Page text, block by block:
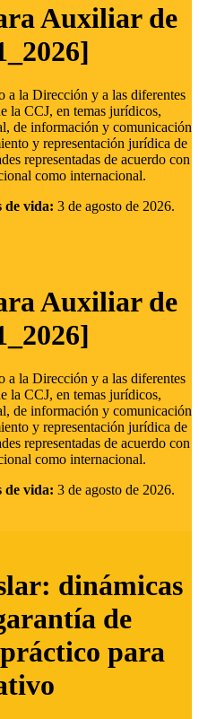
Auxiliar de
a la Dirección y a las diferentes
la CCJ, en temas jurídicos,
de información y comunicación
y representación jurídica de
representadas de acuerdo con
como internacional.
de vida: 3 de agosto de 2026.
Auxiliar de
a la Dirección y a las diferentes
la CCJ, en temas jurídicos,
de información y comunicación
y representación jurídica de
representadas de acuerdo con
como internacional.
de vida: 3 de agosto de 2026.
dinámicas
de
para